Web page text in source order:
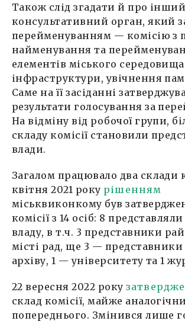
Також слід згадати й про
консультативний орган, який
перейменуванням — комісію з
найменування та
елементів міського середовища
інфраструктури, увічнення
Саме на її засіданні
результати голосування за
На відміну від робочої групи,
складу комісії становили
влади.
Загалом працювало два склади
квітня 2021 року рішенням
міськвиконкому був
комісії з 14 осіб: 8
владу, в т.ч. 3 представники
місті рад, ще 3 — представники
архіву, 1 — університету та 1
22 вересня 2022 року
склад комісії, майже
попереднього. Змінився лише